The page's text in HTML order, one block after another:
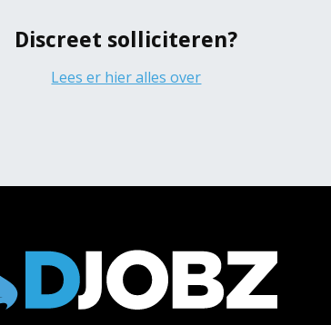
Discreet solliciteren?
Lees er hier alles over